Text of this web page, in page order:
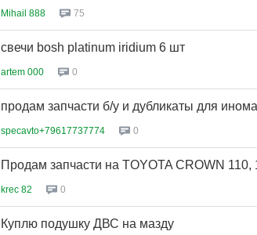
Mihail 888 75
свечи bosh platinum iridium 6 шт
artem 000 0
продам запчасти б/у и дубликаты для
specavto+79617737774 0
Продам запчасти на TOYOTA CROWN 110,
krec 82 0
Куплю подушку ДВС на мазду